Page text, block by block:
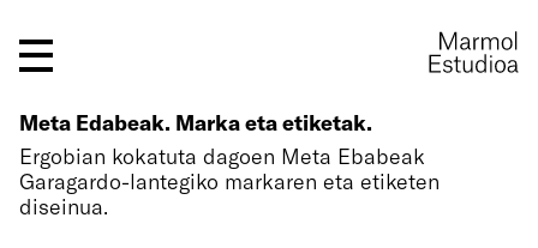
Meta Edabeak. Marka eta etiketak.
Ergobian kokatuta dagoen Meta Ebabeak
Garagardo-lantegiko markaren eta etiketen
diseinua.